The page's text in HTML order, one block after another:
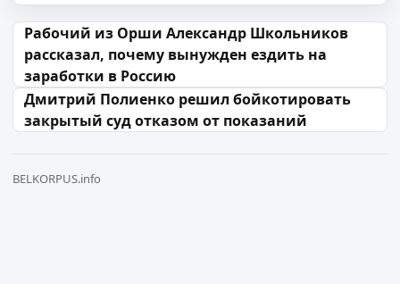
Навігацыя па запісах
Рабочий из Орши Александр Школьников
рассказал, почему вынужден ездить на
заработки в Россию
Дмитрий Полиенко решил бойкотировать
закрытый суд отказом от показаний
BELKORPUS.info